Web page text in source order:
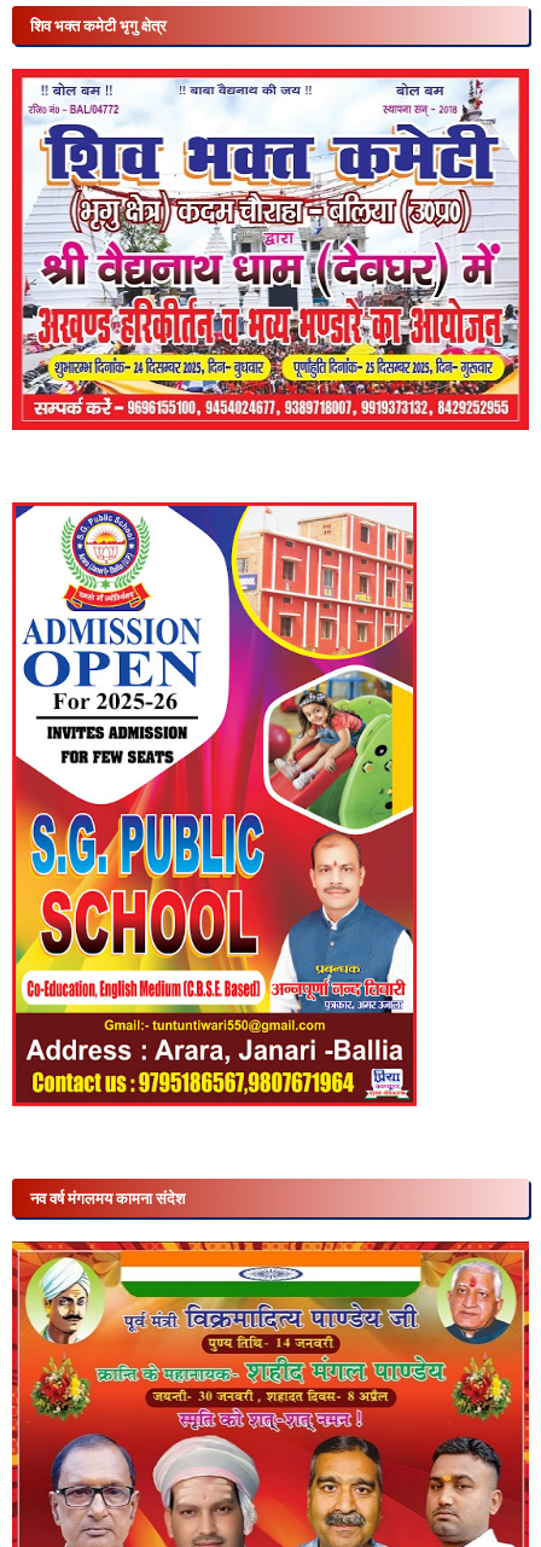
शिव भक्त कमेटी भृगु क्षेत्र
नव वर्ष मंगलमय कामना संदेश